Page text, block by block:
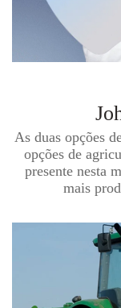
As duas opções
opções de
presente nesta
mais